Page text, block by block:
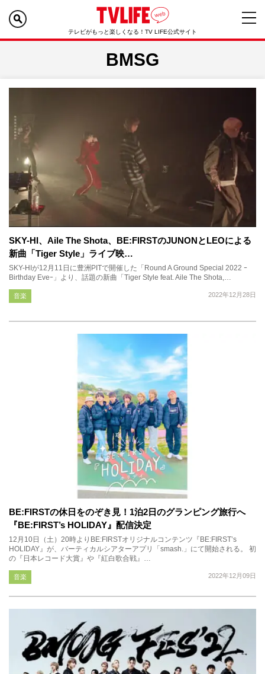
テレビがもっと楽しくなる！TV LIFE公式サイト
BMSG
SKY-HI、Aile The Shota、BE:FIRSTのJUNONとLEOによる
新曲「Tiger Style」ライブ映…
SKY-HIが12月11日に豊洲PITで開催した「Round A Ground Special 2022 ｰ
Birthday Eveｰ」より、話題の新曲「Tiger Style feat. Aile The Shota,…
2022年12月28日
音楽
BE:FIRSTの休日をのぞき見！1泊2日のグランピング旅行へ
『BE:FIRST’s HOLIDAY』配信決定
12月10日（土）20時よりBE:FIRSTオリジナルコンテンツ『BE:FIRST’s
HOLIDAY』が、バーティカルシアターアプリ「smash.」にて開始される。 初
の『日本レコード大賞』や『紅白歌合戦』…
2022年12月09日
音楽